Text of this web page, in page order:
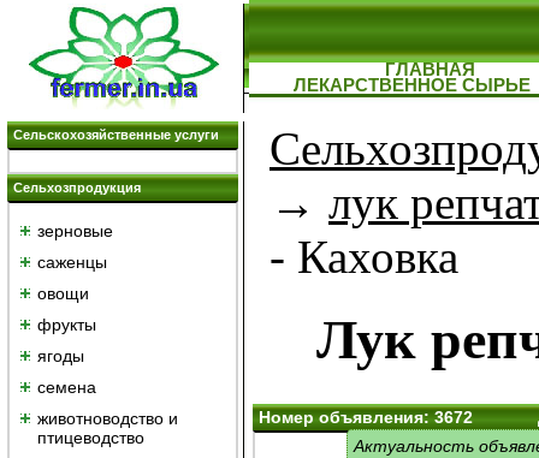
ГЛАВНАЯ
ЛЕКАРСТВЕННОЕ СЫРЬЕ
Сельскохозяйственные услуги
Сельхозпродукция
зерновые
саженцы
овощи
фрукты
ягоды
семена
животноводство и
птицеводство
→ лук
- Каховка
Лук
Номер объявления: 3672
Актуальность